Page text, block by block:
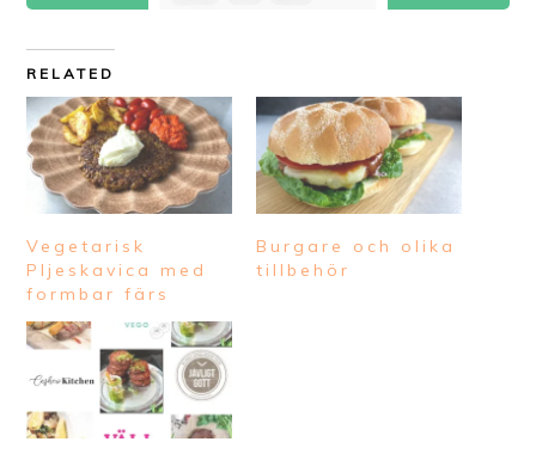
RELATED
Vegetarisk
Pljeskavica med
formbar färs
Burgare och olika
tillbehör